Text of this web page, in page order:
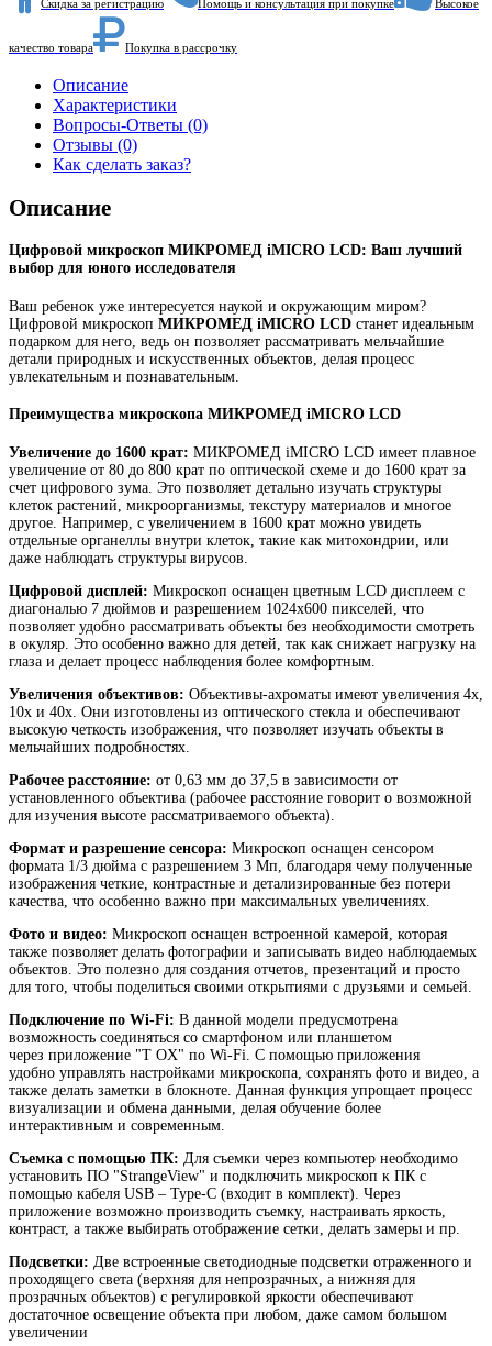
Скидка за регистрацию Помощь и консультация при покупке Высокое
качество товара Покупка в рассрочку
Описание
Характеристики
Вопросы-Ответы (0)
Отзывы (0)
Как сделать заказ?
Описание
Цифровой микроскоп МИКРОМЕД iMICRO LCD: Ваш лучший
выбор для юного исследователя
Ваш ребенок уже интересуется наукой и окружающим миром?
Цифровой микроскоп МИКРОМЕД iMICRO LCD станет идеальным
подарком для него, ведь он позволяет рассматривать мельчайшие
детали природных и искусственных объектов, делая процесс
увлекательным и познавательным.
Преимущества микроскопа МИКРОМЕД iMICRO LCD
Увеличение до 1600 крат: МИКРОМЕД iMICRO LCD имеет плавное
увеличение от 80 до 800 крат по оптической схеме и до 1600 крат за
счет цифрового зума. Это позволяет детально изучать структуры
клеток растений, микроорганизмы, текстуру материалов и многое
другое. Например, с увеличением в 1600 крат можно увидеть
отдельные органеллы внутри клеток, такие как митохондрии, или
даже наблюдать структуры вирусов.
Цифровой дисплей: Микроскоп оснащен цветным LCD дисплеем с
диагональю 7 дюймов и разрешением 1024x600 пикселей, что
позволяет удобно рассматривать объекты без необходимости смотреть
в окуляр. Это особенно важно для детей, так как снижает нагрузку на
глаза и делает процесс наблюдения более комфортным.
Увеличения объективов: Объективы-ахроматы имеют увеличения 4x,
10x и 40x. Они изготовлены из оптического стекла и обеспечивают
высокую четкость изображения, что позволяет изучать объекты в
мельчайших подробностях.
Рабочее расстояние: от 0,63 мм до 37,5 в зависимости от
установленного объектива (рабочее расстояние говорит о возможной
для изучения высоте рассматриваемого объекта).
Формат и разрешение сенсора: Микроскоп оснащен сенсором
формата 1/3 дюйма с разрешением 3 Мп, благодаря чему полученные
изображения четкие, контрастные и детализированные без потери
качества, что особенно важно при максимальных увеличениях.
Фото и видео: Микроскоп оснащен встроенной камерой, которая
также позволяет делать фотографии и записывать видео наблюдаемых
объектов. Это полезно для создания отчетов, презентаций и просто
для того, чтобы поделиться своими открытиями с друзьями и семьей.
Подключение по Wi-Fi: В данной модели предусмотрена
возможность соединяться со смартфоном или планшетом
через приложение "T OX" по Wi-Fi. С помощью приложения
удобно управлять настройками микроскопа, сохранять фото и видео, а
также делать заметки в блокноте. Данная функция упрощает процесс
визуализации и обмена данными, делая обучение более
интерактивным и современным.
Съемка с помощью ПК: Для съемки через компьютер необходимо
установить ПО "StrangeView" и подключить микроскоп к ПК с
помощью кабеля USB – Type-C (входит в комплект). Через
приложение возможно производить съемку, настраивать яркость,
контраст, а также выбирать отображение сетки, делать замеры и пр.
Подсветки: Две встроенные светодиодные подсветки отраженного и
проходящего света (верхняя для непрозрачных, а нижняя для
прозрачных объектов) с регулировкой яркости обеспечивают
достаточное освещение объекта при любом, даже самом большом
увеличении